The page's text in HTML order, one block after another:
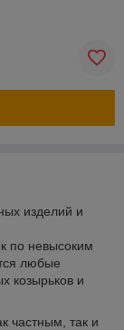
изделий и
по невысоким
любые
козырьков и
частным, так и